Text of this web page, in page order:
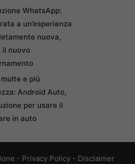
WhatsApp:
a un’esperienza
nuova,
il nuovo
e più
Android Auto,
per usare il
in auto
- Privacy Policy - Disclaimer